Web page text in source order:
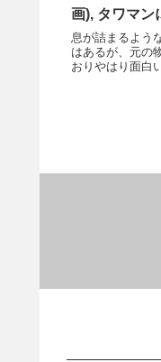
画), タワマン
息が詰まるよう
はあるが、元の
おりやはり面白